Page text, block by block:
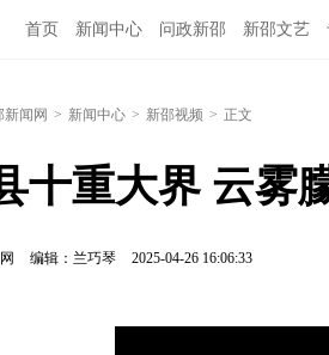
首页 新闻中心 问政新邵 新邵文艺
新闻网 > 新闻中心 > 新邵视频 > 正文
十重大界 云雾
编辑：兰巧琴 2025-04-26 16:06:33